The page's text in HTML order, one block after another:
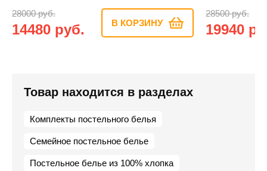
28000 руб.
14480 руб. В КОРЗИНУ
28500 руб.
19940
Товар находится в разделах
Комплекты постельного белья
Семейное постельное белье
Постельное белье из 100% хлопка